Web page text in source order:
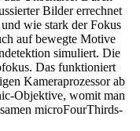
Bilder errechnet
wie stark der Fokus
auf bewegte Motive
simuliert. Die
Das funktioniert
Kameraprozessor ab
Objektive, womit man
microFourThirds-